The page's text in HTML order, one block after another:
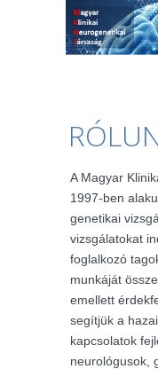
A Magyar
1997-ben
genetikai
vizsgálatokat
foglalkozó
munkáját
emellett
segítjük a
kapcsolatok
neurológusok,